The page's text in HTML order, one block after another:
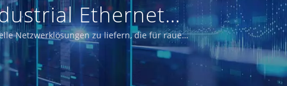
Ethernet
Netzwerklösungen zu liefern, die für raue
und zertifizierte Ethernet-Switches, die die
Netzwerke erfüllen.